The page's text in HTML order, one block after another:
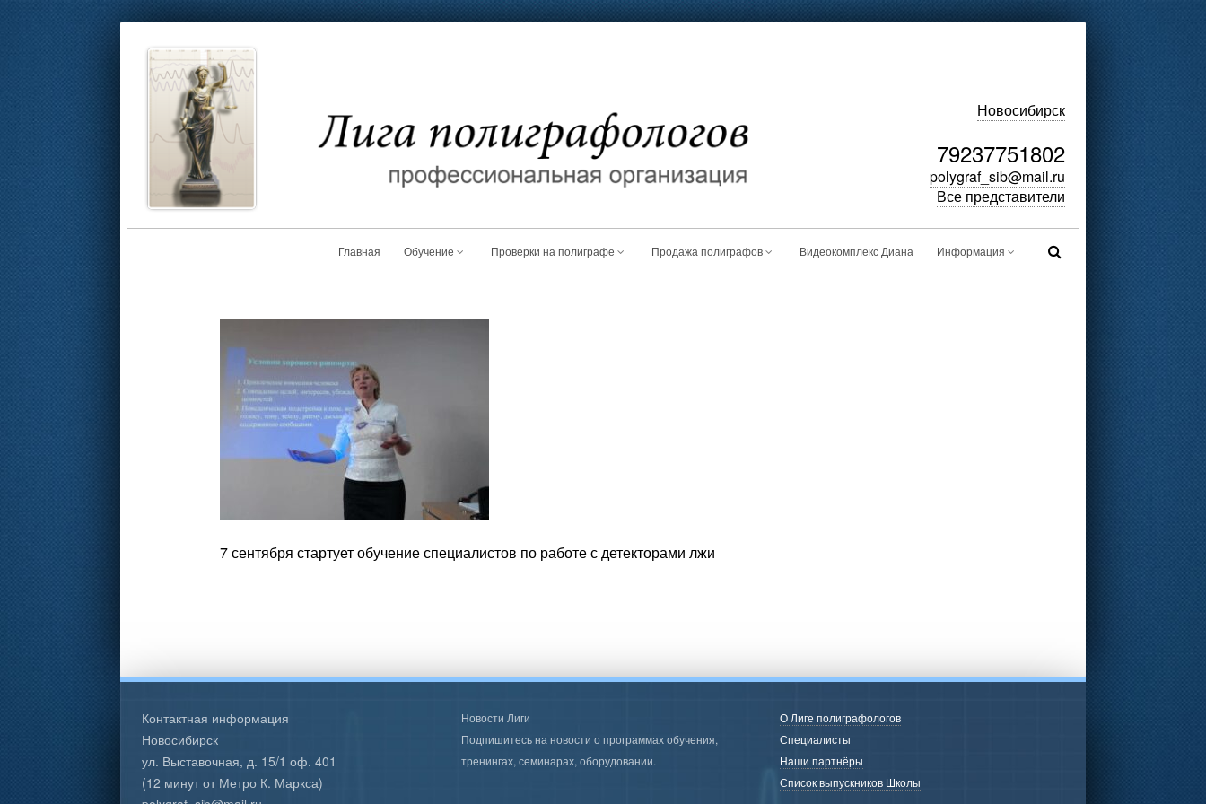
Новосибирск
79237751802
polygraf_sib@mail.ru
Все представители
Главная Обучение Проверки на полиграфе Продажа полиграфов Видеокомплекс Диана Информация
7 сентября стартует обучение специалистов по работе с детекторами лжи
Контактная информация
Новосибирск
ул. Выставочная, д. 15/1 оф. 401
(12 минут от Метро К. Маркса)
Новости Лиги
Подпишитесь на новости о программах обучения,
тренингах, семинарах, оборудовании.
О Лиге полиграфологов
Специалисты
Наши партнёры
Список выпускников Школы